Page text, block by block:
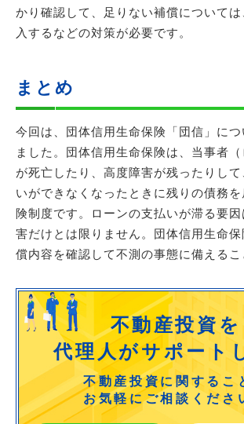
かり確認して、足りない補償について
入するなどの対策が必要です。
まとめ
今回は、団体信用生命保険「団信」につ
ました。団体信用生命保険は、当事者（
が死亡したり、高度障害が残ったりし
いができなくなったときに残りの債務
険制度です。ローンの支払いが滞る要
害だけとは限りません。団体信用生命
償内容を確認して不測の事態に備えるこ
不動産投資を
代理人がサポート
不動産投資に関するこ
お気軽にご相談くださ